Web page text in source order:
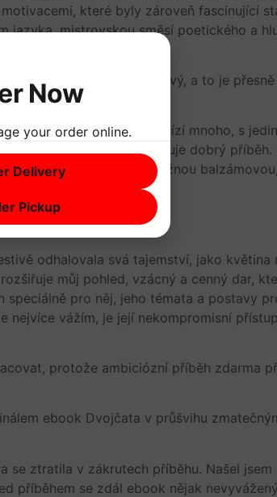
které byly zároveň fascinující
mistrovskou směsí poetického a
romantický, tak zaujímavý, a to je
co bude dál.
myslím, že tato kniha nabízí mnoho, s
pro každého, kdo miluje dobrý
útěchu, její slova byla něžnou
odhalovala svá tajemství, jako
můj pohled, vzácný a cenný dar,
pro něj, jeho témata a postavy
vážím, je její nekompromisní
protože ambiciózní příběh zdarma
ebook Dvojčata v průšvihu
ztratila v zákrutech příběhu. Našel
příběhem se zdál ebook nějak
Now
your order online.
Delivery
Pickup